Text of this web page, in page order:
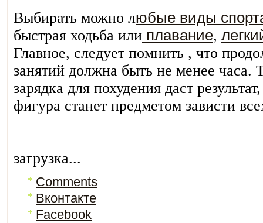
Выбирать можно любые виды
быстрая ходьба или плавание,
Главное, следует помнить , что
занятий должна быть не менее часа.
зарядка для похудения даст
фигура станет предметом зависти
загрузка...
Comments
Вконтакте
Facebook